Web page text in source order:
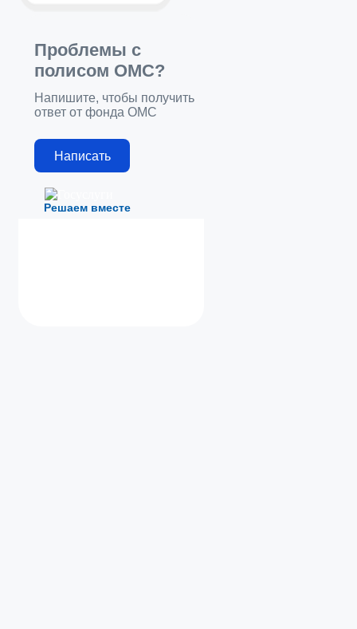
Решаем вместе
Проблемы с
полисом ОМС?
Напишите, чтобы получить
ответ от фонда ОМС
Написать